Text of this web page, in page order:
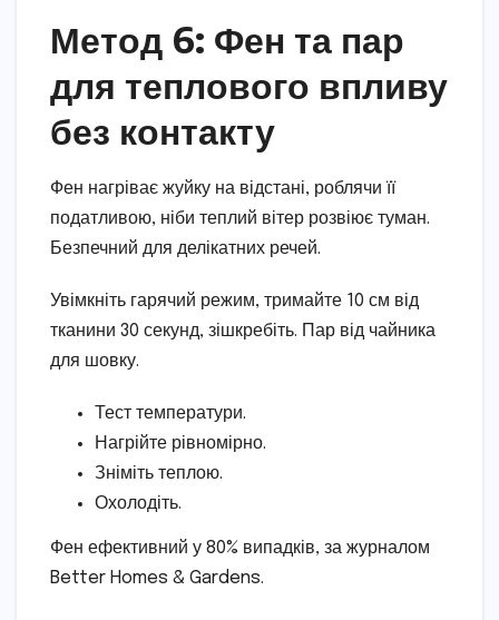
Метод 6: Фен та пар
для теплового впливу
без контакту
Фен нагріває жуйку на відстані, роблячи її
податливою, ніби теплий вітер розвіює туман.
Безпечний для делікатних речей.
Увімкніть гарячий режим, тримайте 10 см від
тканини 30 секунд, зішкребіть. Пар від чайника
для шовку.
Тест температури.
Нагрійте рівномірно.
Зніміть теплою.
Охолодіть.
Фен ефективний у 80% випадків, за журналом
Better Homes & Gardens.